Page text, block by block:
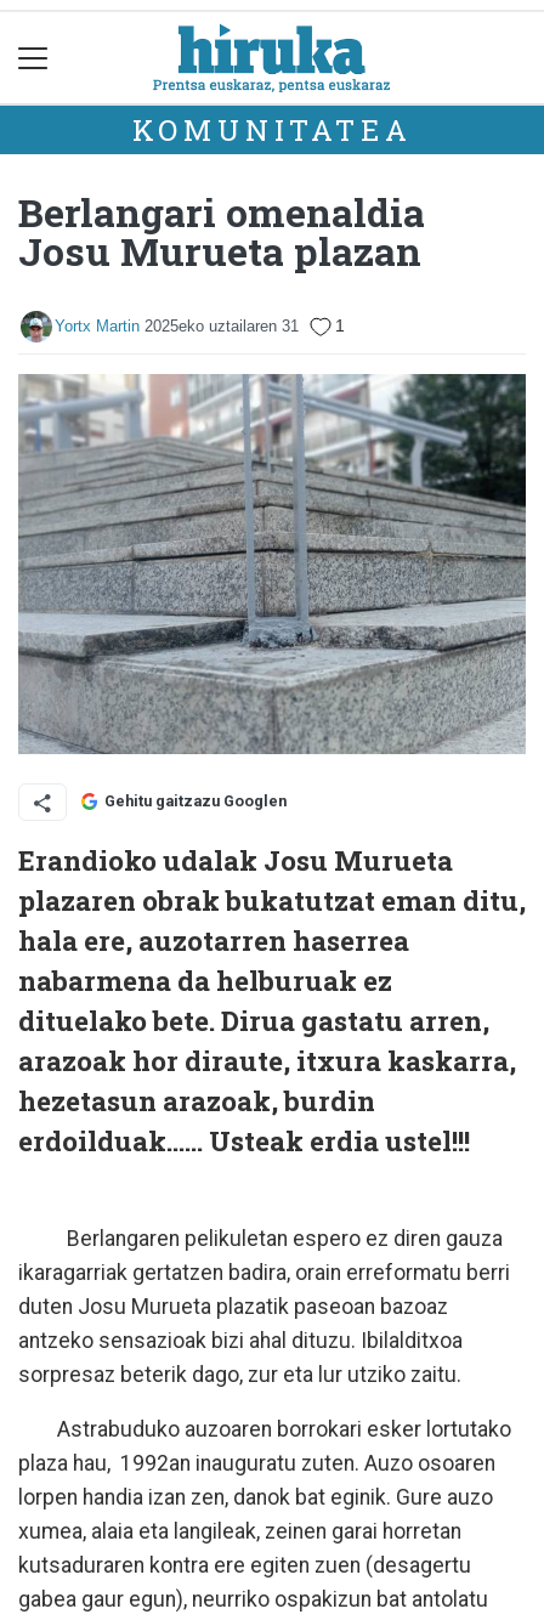
KOMUNITATEA
Berlangari omenaldia
Josu Murueta plazan
Yortx Martin 2025eko uztailaren 31 1
Gehitu gaitzazu Googlen
Erandioko udalak Josu Murueta
plazaren obrak bukatutzat eman ditu,
hala ere, auzotarren haserrea
nabarmena da helburuak ez
dituelako bete. Dirua gastatu arren,
arazoak hor diraute, itxura kaskarra,
hezetasun arazoak, burdin
erdoilduak...... Usteak erdia ustel!!!
Berlangaren pelikuletan espero ez diren gauza
ikaragarriak gertatzen badira, orain erreformatu berri
duten Josu Murueta plazatik paseoan bazoaz
antzeko sensazioak bizi ahal dituzu. Ibilalditxoa
sorpresaz beterik dago, zur eta lur utziko zaitu.
Astrabuduko auzoaren borrokari esker lortutako
plaza hau, 1992an inauguratu zuten. Auzo osoaren
lorpen handia izan zen, danok bat eginik. Gure auzo
xumea, alaia eta langileak, zeinen garai horretan
kutsaduraren kontra ere egiten zuen (desagertu
gabea gaur egun), neurriko ospakizun bat antolatu